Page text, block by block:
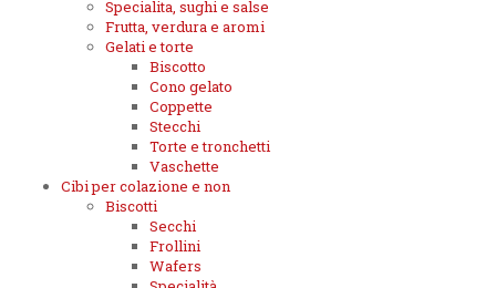
Specialita, sughi e salse
Frutta, verdura e aromi
Gelati e torte
Biscotto
Cono gelato
Coppette
Stecchi
Torte e tronchetti
Vaschette
Cibi per colazione e non
Biscotti
Secchi
Frollini
Wafers